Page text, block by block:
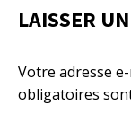
LAISSER
Votre adresse
obligatoires